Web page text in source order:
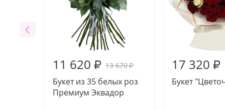
11 620 ₽ 13 670₽
Букет из 35 белых роз
Премиум Эквадор
17 320 ₽
Букет